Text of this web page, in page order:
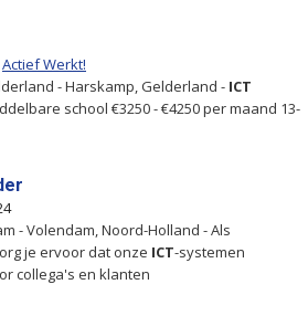
Actief Werkt!
- Harskamp, Gelderland - ICT
school €3250 - €4250 per maand 13-
- Volendam, Noord-Holland - Als
je ervoor dat onze ICT-systemen
collega's en klanten